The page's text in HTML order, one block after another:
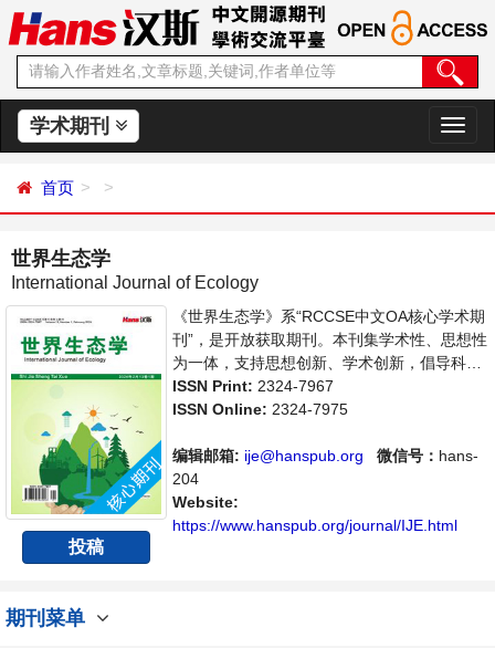
学术期刊
切
换
首页
世界生态学
International Journal of Ecology
投稿
《世界生态学》系“RCCSE中文OA核心学术期
刊”，是开放获取期刊。本刊集学术性、思想性
为一体，支持思想创新、学术创新，倡导科学
并致力于学术的繁荣，旨在给世界范围内的生
态学研究者、环境工作者等研究并生态环境发
发展的交流平台。
ISSN Print: 2324-7967
ISSN Online: 2324-7975
编辑邮箱: ije@hanspub.org 微信号： hans-
204
Website:
https://www.hanspub.org/journal/IJE.html
期刊菜单